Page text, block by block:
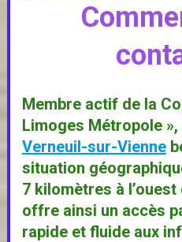
Membre actif de la
Limoges Métropole
Verneuil-sur-Vienne
situation
7 kilomètres à
offre ainsi un accès
rapide et fluide aux